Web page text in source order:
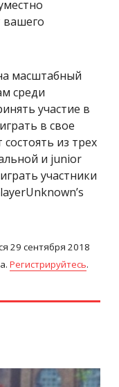
вашего
масштабный
среди
участие в
в свое
из трех
и junior
участники
29 сентября 2018
Регистрируйтесь.